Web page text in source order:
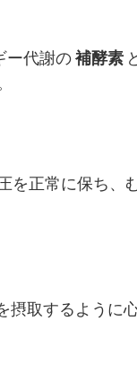
ー代謝の 補酵素
を正常に保ち、
摂取するように